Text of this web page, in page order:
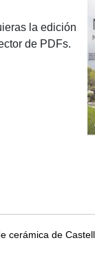
la edición
de PDFs.
cerámica de